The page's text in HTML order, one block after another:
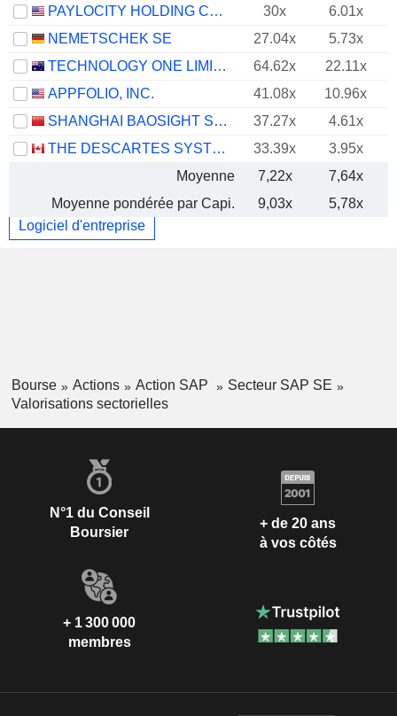
PAYLOCITY HOLDING CORPORATION
30x
6.01x
NEMETSCHEK SE
27.04x
5.73x
TECHNOLOGY ONE LIMITED
64.62x
22.11x
APPFOLIO, INC.
41.08x
10.96x
SHANGHAI BAOSIGHT SOFTWARE CO.,LTD.
37.27x
4.61x
THE DESCARTES SYSTEMS GROUP INC.
33.39x
3.95x
Moyenne
7,22x
7,64x
Moyenne pondérée par Capi.
9,03x
5,78x
Logiciel d'entreprise
Bourse Actions Action SAP
Secteur SAP SE
Valorisations sectorielles
N°1 du Conseil
Boursier
+ de 20 ans
à vos côtés
+ 1 300 000
membres